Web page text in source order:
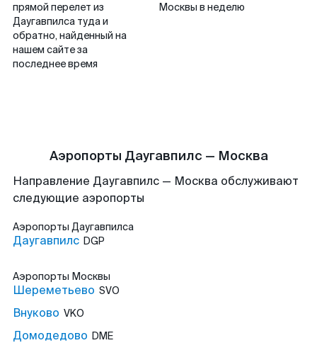
прямой перелет из
Даугавпилса туда и
обратно, найденный на
нашем сайте за
последнее время
Москвы в неделю
Аэропорты Даугавпилс — Москва
Направление Даугавпилс — Москва обслуживают
следующие аэропорты
Аэропорты Даугавпилса
Даугавпилс DGP
Аэропорты Москвы
Шереметьево SVO
Внуково VKO
Домодедово DME